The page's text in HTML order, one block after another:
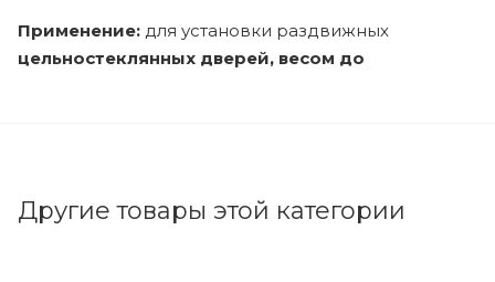
Применение: для установки раздвижных
цельностеклянных дверей, весом до
Другие товары этой категории